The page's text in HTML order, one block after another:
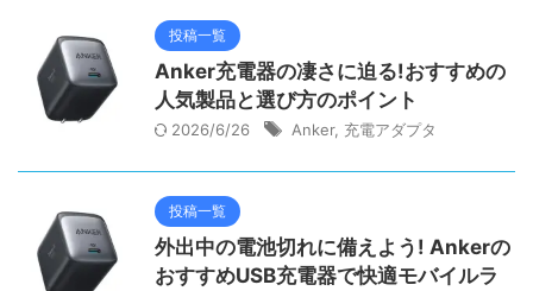
投稿一覧
Anker充電器の凄さに迫る!おすすめの
人気製品と選び方のポイント
2026/6/26 Anker, 充電アダプタ
投稿一覧
外出中の電池切れに備えよう! Ankerの
おすすめUSB充電器で快適モバイルラ